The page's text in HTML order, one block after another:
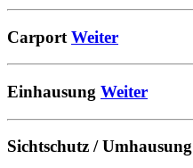
Carport Weiter
Einhausung Weiter
Sichtschutz / Umhausung